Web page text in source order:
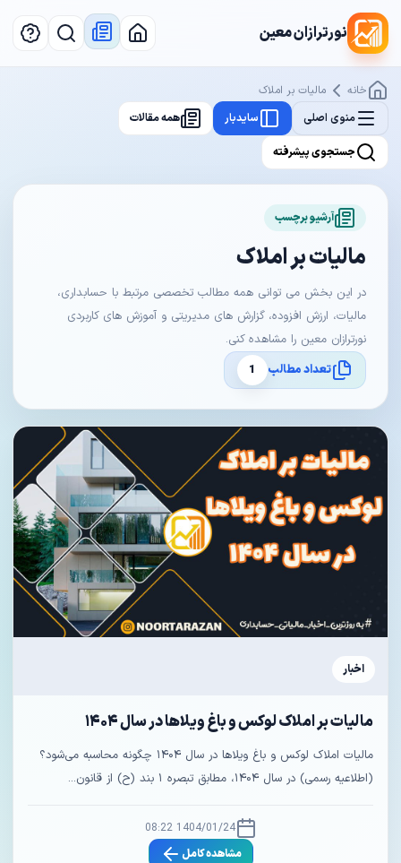
نورترازان معین
خانه
مالیات بر املاک
منوی اصلی
سایدبار همه مقالات
جستجوی پیشرفته
آرشیو برچسب
مالیات بر املاک
در این بخش می توانی همه مطالب تخصصی مرتبط با حسابداری،
مالیات، ارزش افزوده، گزارش های مدیریتی و آموزش های کاربردی
نورترازان معین را مشاهده کنی.
تعداد مطالب
1
اخبار
مالیات بر املاک لوکس و باغ ویلاها در سال ۱۴۰۴
مالیات املاک لوکس و باغ ویلاها در سال ۱۴۰۴ چگونه محاسبه می‌شود؟
(اطلاعیه رسمی) در سال ۱۴۰۴، مطابق تبصره ۱ بند (ح) از قانون...
1404/01/24 08:22
مشاهده کامل